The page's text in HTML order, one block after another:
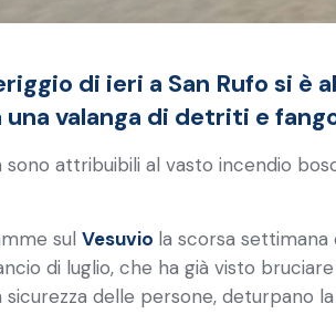
di ieri a San Rufo si
valanga di detriti e
sono attribuibili al vasto incendio
sul Vesuvio la scorsa
di luglio, che ha già visto
delle persone, deturpano